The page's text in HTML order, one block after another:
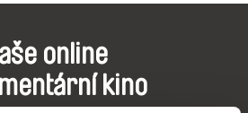
online
kino